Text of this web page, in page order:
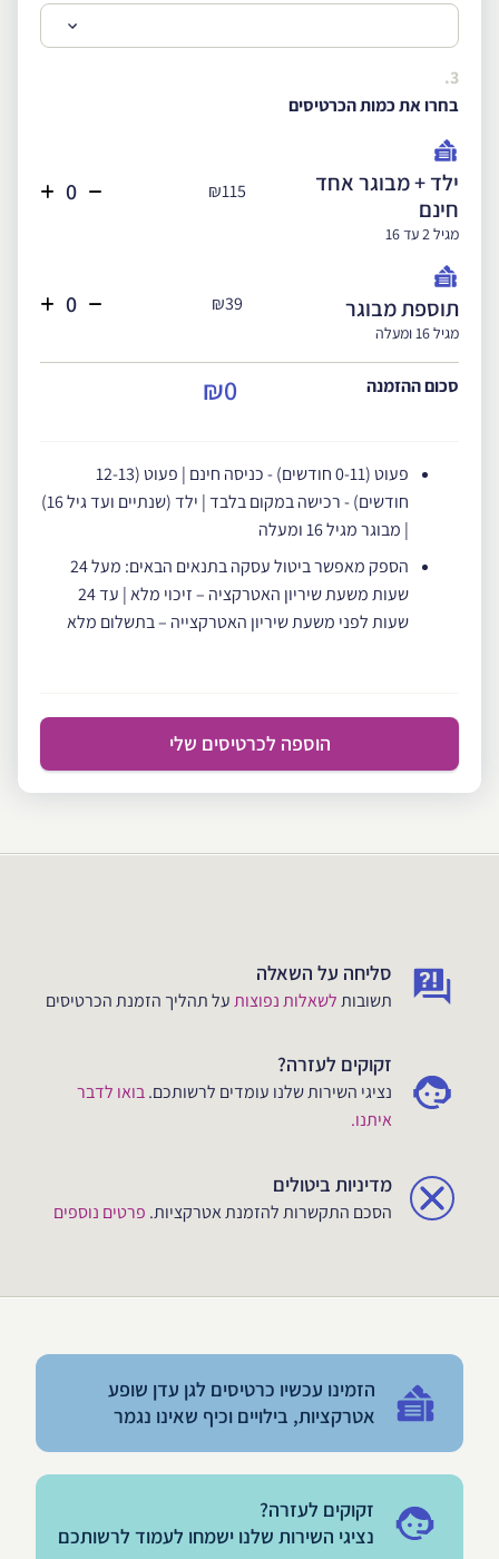
3.
בחרו את כמות הכרטיסים
ילד + מבוגר אחד
חינם
מגיל 2 עד 16
₪115
תוספת מבוגר
מגיל 16 ומעלה
₪39
סכום ההזמנה ₪0
פעוט (0-11 חודשים) - כניסה חינם | פעוט (12-13
חודשים) - רכישה במקום בלבד | ילד (שנתיים ועד גיל 16)
| מבוגר מגיל 16 ומעלה
הספק מאפשר ביטול עסקה בתנאים הבאים: מעל 24
שעות משעת שיריון האטרקציה – זיכוי מלא | עד 24
שעות לפני משעת שיריון האטרקצייה – בתשלום מלא
הוספה לכרטיסים שלי
סליחה על השאלה
תשובותלשאלות נפוצותעל תהליך הזמנת הכרטיסים
זקוקים לעזרה?
נציגי השירות שלנו עומדים לרשותכם.בואו לדבר
איתנו.
מדיניות ביטולים
הסכם התקשרות להזמנת אטרקציות. פרטים נוספים
הזמינו עכשיו כרטיסים לגן עדן שופע
אטרקציות, בילויים וכיף שאינו נגמר
זקוקים לעזרה?
נציגי השירות שלנו ישמחו לעמוד לרשותכם